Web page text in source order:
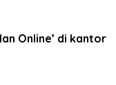
Online’ di kantor